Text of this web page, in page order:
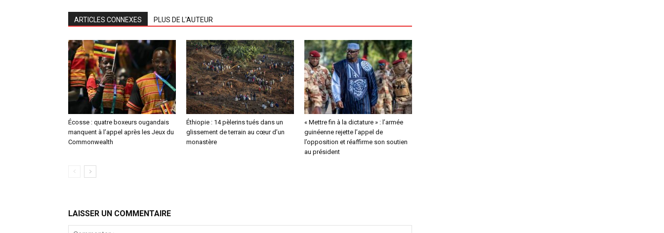
ARTICLES CONNEXES PLUS DE L'AUTEUR
Écosse : quatre boxeurs ougandais
manquent à l’appel après les Jeux du
Commonwealth
Éthiopie : 14 pèlerins tués dans un
glissement de terrain au cœur d’un
monastère
« Mettre fin à la dictature » : l’armée
guinéenne rejette l’appel de
l’opposition et réaffirme son soutien
au président
LAISSER UN COMMENTAIRE